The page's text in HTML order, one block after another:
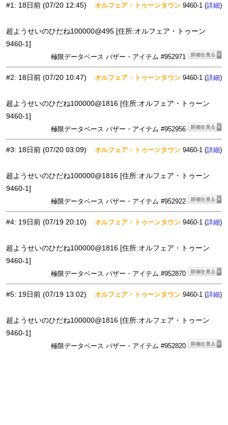
#1: 18日前 (07/20 12:45) オルフェア・トゥーンタウン 9460-1 (詳細)
超ようせいのひだね100000@495 [住所:オルフェア・トゥーン
9460-1]
極限データベース バザー・アイテム #952971
#2: 18日前 (07/20 10:47) オルフェア・トゥーンタウン 9460-1 (詳細)
超ようせいのひだね100000@1816 [住所:オルフェア・トゥーン
9460-1]
極限データベース バザー・アイテム #952956
#3: 18日前 (07/20 03:09) オルフェア・トゥーンタウン 9460-1 (詳細)
超ようせいのひだね100000@1816 [住所:オルフェア・トゥーン
9460-1]
極限データベース バザー・アイテム #952922
#4: 19日前 (07/19 20:10) オルフェア・トゥーンタウン 9460-1 (詳細)
超ようせいのひだね100000@1816 [住所:オルフェア・トゥーン
9460-1]
極限データベース バザー・アイテム #952870
#5: 19日前 (07/19 13:02) オルフェア・トゥーンタウン 9460-1 (詳細)
超ようせいのひだね100000@1816 [住所:オルフェア・トゥーン
9460-1]
極限データベース バザー・アイテム #952820